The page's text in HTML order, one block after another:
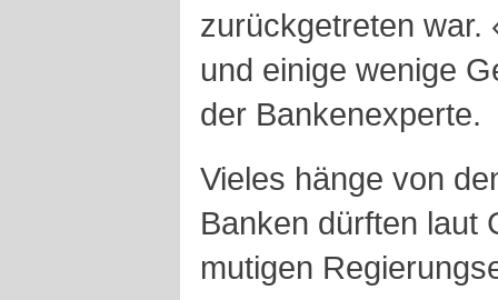
zurückgetreten war.
und einige wenige
der Bankenexperte.
Vieles hänge von
Banken dürften laut
mutigen